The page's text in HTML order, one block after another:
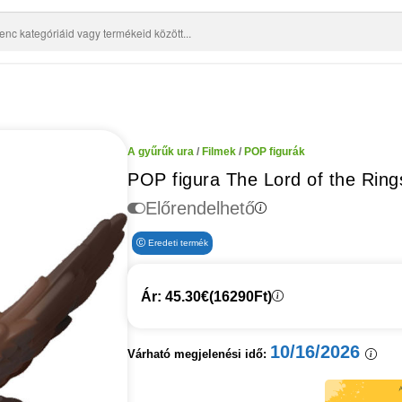
A gyűrűk ura / Filmek / POP figurák
POP figura The Lord of the
Előrendelhető
Eredeti termék
Ár: 45.30€(16290Ft)
Várható megjelenési idő: 10/16/2026